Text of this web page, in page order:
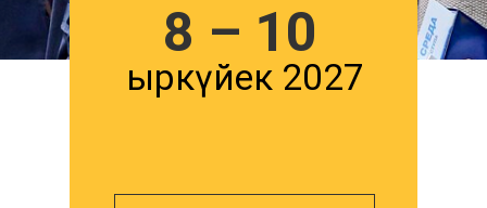
8 – 10
Қыркүйек 2027